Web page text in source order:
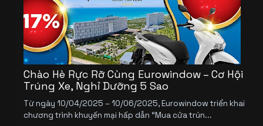
Chào Hè Rực Rỡ Cùng Eurowindow – Cơ Hội
Trúng Xe, Nghỉ Dưỡng 5 Sao
Từ ngày 10/04/2025 – 10/06/2025, Eurowindow triển khai
chương trình khuyến mại hấp dẫn “Mua cửa trún...